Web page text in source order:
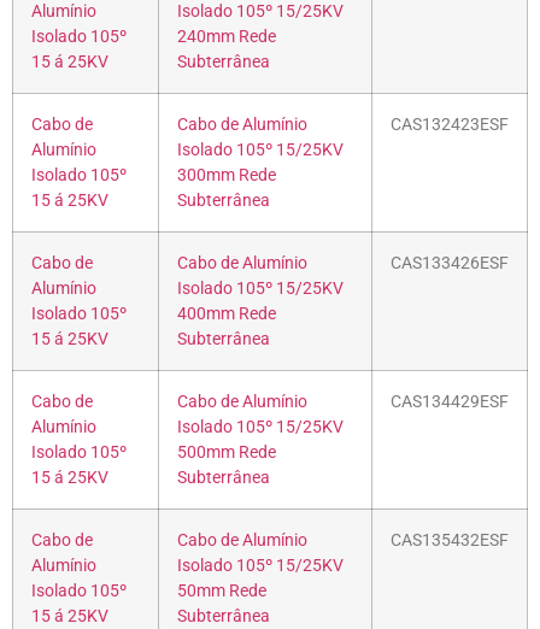
Alumínio
Isolado 105º
15 á 25KV
Isolado 105º 15/25KV
240mm Rede
Subterrânea
Cabo de
Alumínio
Isolado 105º
15 á 25KV
Cabo de Alumínio
Isolado 105º 15/25KV
300mm Rede
Subterrânea
CAS132423ESF
Cabo de
Alumínio
Isolado 105º
15 á 25KV
Cabo de Alumínio
Isolado 105º 15/25KV
400mm Rede
Subterrânea
CAS133426ESF
Cabo de
Alumínio
Isolado 105º
15 á 25KV
Cabo de Alumínio
Isolado 105º 15/25KV
500mm Rede
Subterrânea
CAS134429ESF
Cabo de
Alumínio
Isolado 105º
15 á 25KV
Cabo de Alumínio
Isolado 105º 15/25KV
50mm Rede
Subterrânea
CAS135432ESF